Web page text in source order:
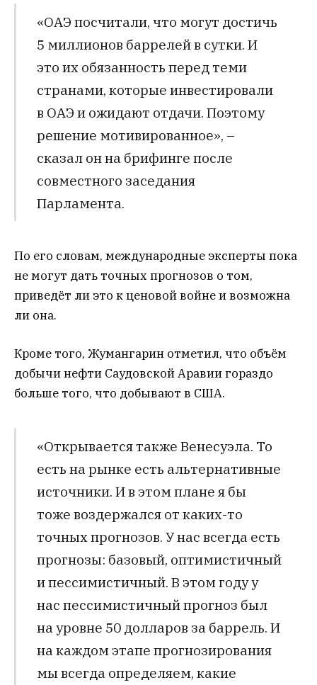
«ОАЭ посчитали, что могут достичь
5 миллионов баррелей в сутки. И
это их обязанность перед теми
странами, которые инвестировали
в ОАЭ и ожидают отдачи. Поэтому
решение мотивированное», –
сказал он на брифинге после
совместного заседания
Парламента.
По его словам, международные эксперты пока
не могут дать точных прогнозов о том,
приведёт ли это к ценовой войне и возможна
ли она.
Кроме того, Жумангарин отметил, что объём
добычи нефти Саудовской Аравии гораздо
больше того, что добывают в США.
«Открывается также Венесуэла. То
есть на рынке есть альтернативные
источники. И в этом плане я бы
тоже воздержался от каких-то
точных прогнозов. У нас всегда есть
прогнозы: базовый, оптимистичный
и пессимистичный. В этом году у
нас пессимистичный прогноз был
на уровне 50 долларов за баррель. И
на каждом этапе прогнозирования
мы всегда определяем, какие